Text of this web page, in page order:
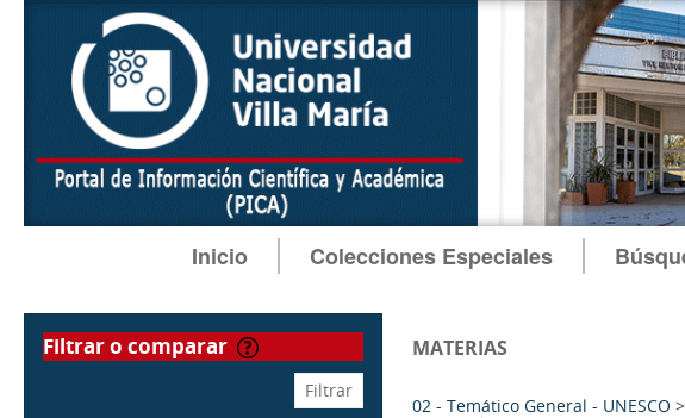
Inicio Colecciones Especiales
filtrar o comparar MATERIAS
02 - Temático General - UNESCO >